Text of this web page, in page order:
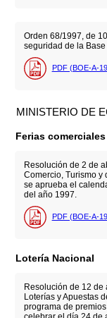
Orden 68/1997, de
seguridad de la Base
PDF (BOE-A-
MINISTERIO DE
Ferias
Resolución de 2 de
Comercio, Turismo y
se aprueba el
del año 1997.
PDF (BOE-A-
Lotería Nacional
Resolución de 12 de
Loterías y Apuestas
programa de